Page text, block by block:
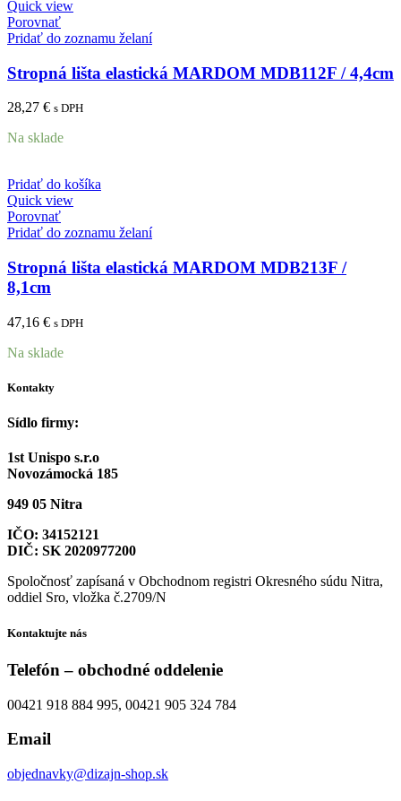
Quick view
Porovnať
Pridať do zoznamu želaní
Stropná lišta elastická MARDOM MDB112F / 4,4cm
28,27 € s DPH
Na sklade
Pridať do košíka
Quick view
Porovnať
Pridať do zoznamu želaní
Stropná lišta elastická MARDOM MDB213F /
8,1cm
47,16 € s DPH
Na sklade
Kontakty
Sídlo firmy:
1st Unispo s.r.o
Novozámocká 185
949 05 Nitra
IČO: 34152121
DIČ: SK 2020977200
Spoločnosť zapísaná v Obchodnom registri Okresného súdu Nitra,
oddiel Sro, vložka č.2709/N
Kontaktujte nás
Telefón – obchodné oddelenie
00421 918 884 995, 00421 905 324 784
Email
objednavky@dizajn-shop.sk